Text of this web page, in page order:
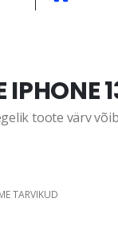
toote värv
TARVIKUD